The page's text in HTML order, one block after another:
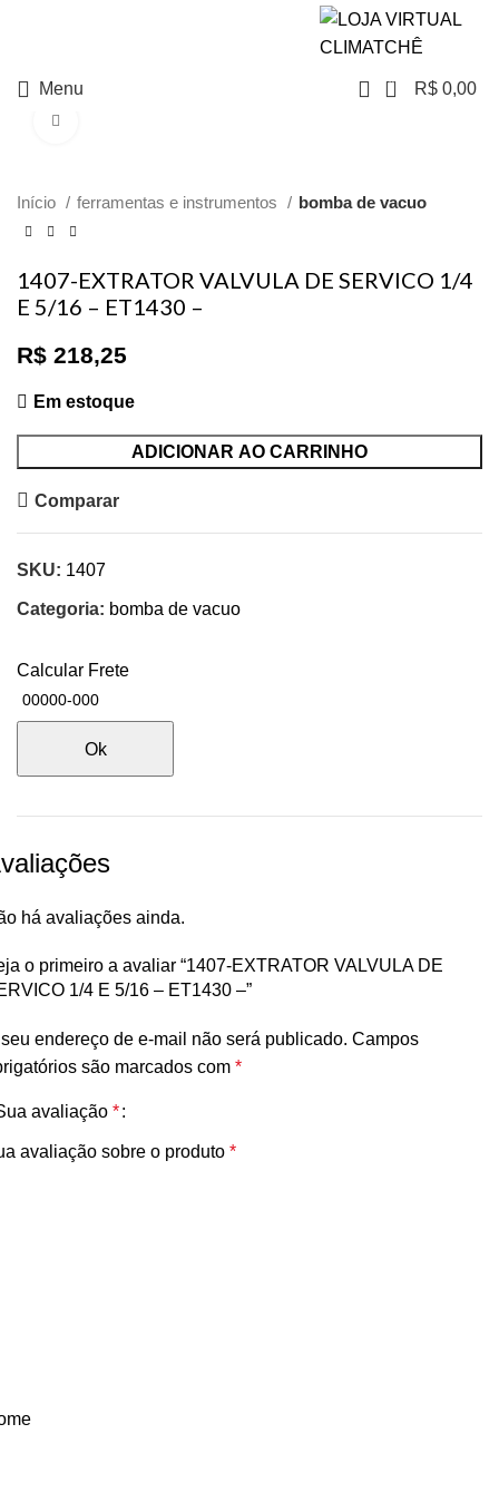
Menu 0 R$ 0,00
Início ferramentas e instrumentos bomba de vacuo
1407-EXTRATOR VALVULA DE SERVICO 1/4
E 5/16 – ET1430 –
R$ 218,25
Em estoque
ADICIONAR AO CARRINHO
Comparar
SKU: 1407
Categoria: bomba de vacuo
Calcular Frete
Ok
há avaliações ainda.
o primeiro a avaliar “1407-EXTRATOR VALVULA DE
1/4 E 5/16 – ET1430 –”
endereço de e-mail não será publicado. Campos
são marcados com *
avaliação *
avaliação sobre o produto *